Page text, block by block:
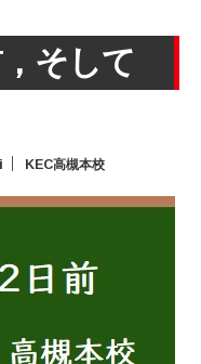
そして
KEC高槻本校